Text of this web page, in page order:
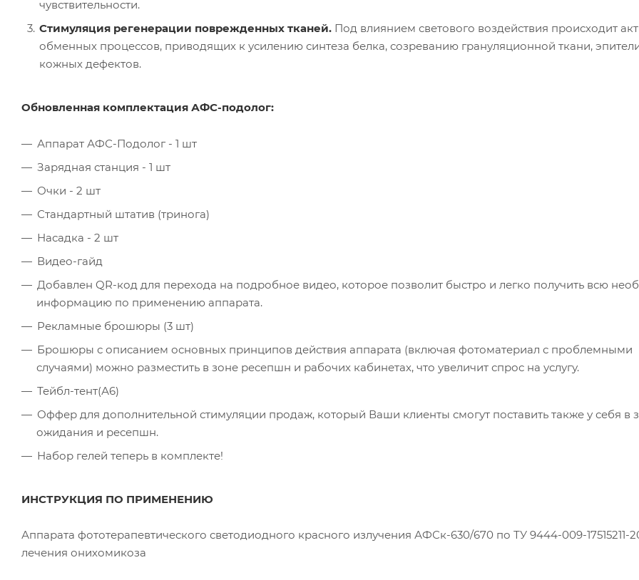
чувствительности.
Стимуляция регенерации поврежденных тканей. Под влиянием светового воздействия происходит
обменных процессов, приводящих к усилению синтеза белка, созреванию грануляционной ткани,
кожных дефектов.
Обновленная комплектация АФС-подолог:
Аппарат АФС-Подолог - 1 шт
Зарядная станция - 1 шт
Очки - 2 шт
Стандартный штатив (тринога)
Насадка - 2 шт
Видео-гайд
Добавлен QR-код для перехода на подробное видео, которое позволит быстро и легко получить всю
информацию по применению аппарата.
Рекламные брошюры (3 шт)
Брошюры с описанием основных принципов действия аппарата (включая фотоматериал с проблемными
случаями) можно разместить в зоне ресепшн и рабочих кабинетах, что увеличит спрос на услугу.
Тейбл-тент(А6)
Оффер для дополнительной стимуляции продаж, который Ваши клиенты смогут поставить также у себя в
ожидания и ресепшн.
Набор гелей теперь в комплекте!
ИНСТРУКЦИЯ ПО ПРИМЕНЕНИЮ
Аппарата фототерапевтического светодиодного красного излучения АФСк-630/670 по ТУ 9444-009-17515211-
лечения онихомикоза